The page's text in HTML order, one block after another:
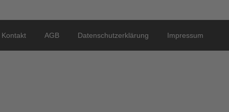
Kontakt AGB Datenschutzerklärung Impressum